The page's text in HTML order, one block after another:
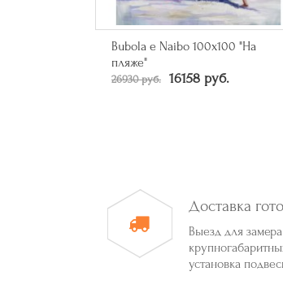
Зеркало прямоугольное в багете
цвета серебро
От 50790 руб.
Доставка
Выезд для замера
установка